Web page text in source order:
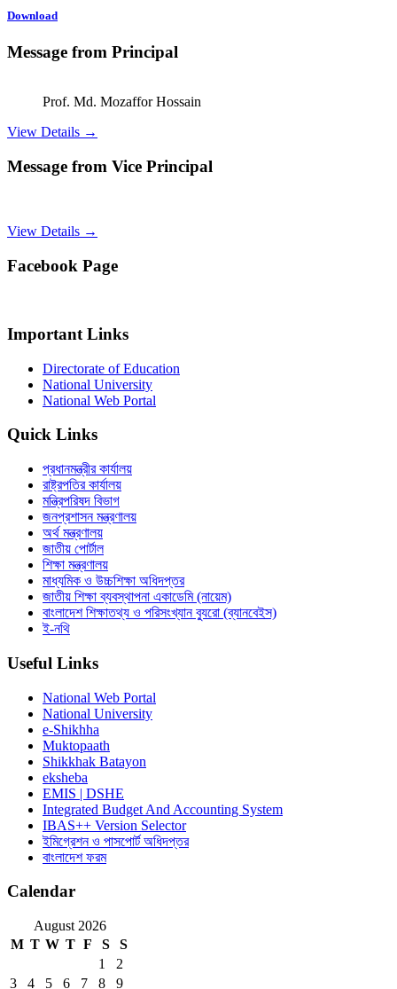
Download
Message from Principal
Prof. Md. Mozaffor Hossain
View Details →
Message from Vice Principal
View Details →
Facebook Page
Important Links
Directorate of Education
National University
National Web Portal
Quick Links
প্রধানমন্ত্রীর কার্যালয়
রাষ্ট্রপতির কার্যালয়
মন্ত্রিপরিষদ বিভাগ
জনপ্রশাসন মন্ত্রণালয়
অর্থ মন্ত্রণালয়
জাতীয় পোর্টাল
শিক্ষা মন্ত্রণালয়
মাধ্যমিক ও উচ্চশিক্ষা অধিদপ্তর
জাতীয় শিক্ষা ব্যবস্থাপনা একাডেমি (নায়েম)
বাংলাদেশ শিক্ষাতথ্য ও পরিসংখ্যান ব্যুরো (ব্যানবেইস)
ই-নথি
Useful Links
National Web Portal
National University
e-Shikhha
Muktopaath
Shikkhak Batayon
eksheba
EMIS | DSHE
Integrated Budget And Accounting System
IBAS++ Version Selector
ইমিগ্রেশন ও পাসপোর্ট অধিদপ্তর
বাংলাদেশ ফরম
Calendar
August 2026
M T W T F S
S
1
2
3
4 5 6 7 8
9